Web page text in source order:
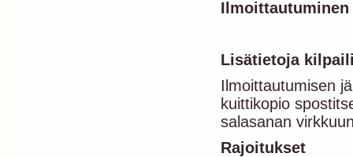
Lisätietoja
Ilmoittautumisen
kuittikopio
salasanan
Rajoitukset